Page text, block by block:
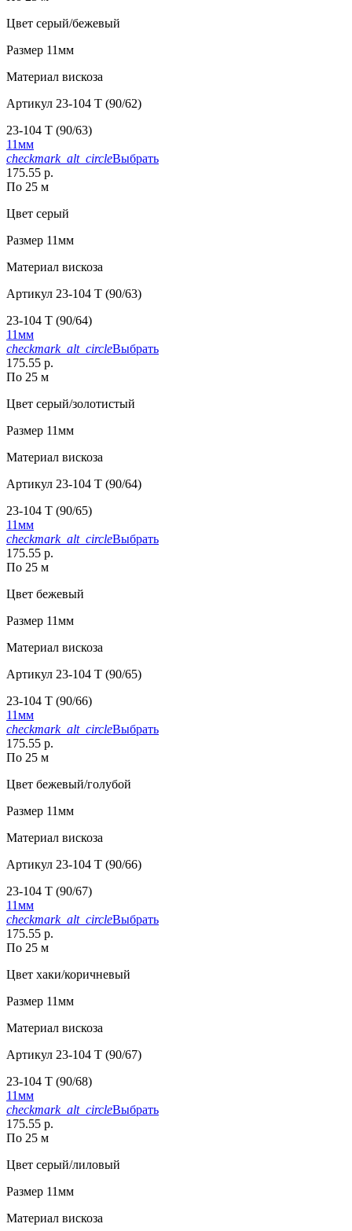
Цвет серый/бежевый
Размер 11мм
Материал вискоза
Артикул 23-104 T (90/62)
23-104 T (90/63)
11мм
checkmark_alt_circleВыбрать
175.55 р.
По 25 м
Цвет серый
Размер 11мм
Материал вискоза
Артикул 23-104 T (90/63)
23-104 T (90/64)
11мм
checkmark_alt_circleВыбрать
175.55 р.
По 25 м
Цвет серый/золотистый
Размер 11мм
Материал вискоза
Артикул 23-104 T (90/64)
23-104 T (90/65)
11мм
checkmark_alt_circleВыбрать
175.55 р.
По 25 м
Цвет бежевый
Размер 11мм
Материал вискоза
Артикул 23-104 T (90/65)
23-104 T (90/66)
11мм
checkmark_alt_circleВыбрать
175.55 р.
По 25 м
Цвет бежевый/голубой
Размер 11мм
Материал вискоза
Артикул 23-104 T (90/66)
23-104 T (90/67)
11мм
checkmark_alt_circleВыбрать
175.55 р.
По 25 м
Цвет хаки/коричневый
Размер 11мм
Материал вискоза
Артикул 23-104 T (90/67)
23-104 T (90/68)
11мм
checkmark_alt_circleВыбрать
175.55 р.
По 25 м
Цвет серый/лиловый
Размер 11мм
Материал вискоза